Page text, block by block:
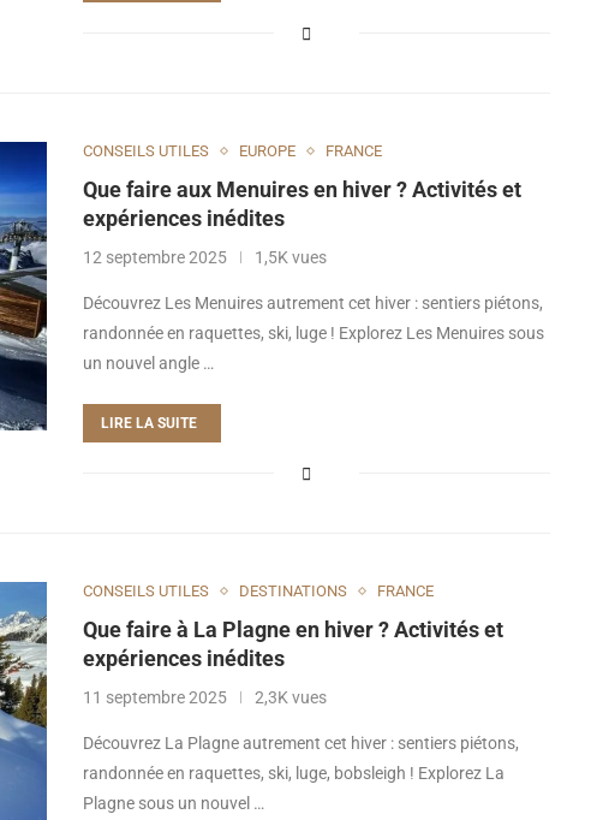
CONSEILS UTILES EUROPE FRANCE
Que faire aux Menuires en hiver ? Activités et
expériences inédites
12 septembre 2025 1,5K vues
Découvrez Les Menuires autrement cet hiver : sentiers piétons,
randonnée en raquettes, ski, luge ! Explorez Les Menuires sous
un nouvel angle …
LIRE LA SUITE
CONSEILS UTILES DESTINATIONS FRANCE
Que faire à La Plagne en hiver ? Activités et
expériences inédites
11 septembre 2025 2,3K vues
Découvrez La Plagne autrement cet hiver : sentiers piétons,
randonnée en raquettes, ski, luge, bobsleigh ! Explorez La
Plagne sous un nouvel …